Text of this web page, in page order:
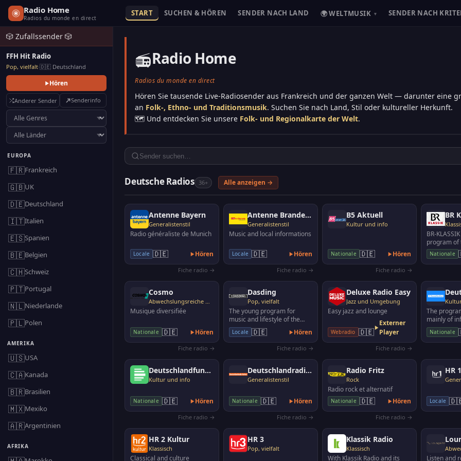
Radio Home
Radios du monde en direct
START SUCHEN & HÖREN SENDER NACH LAND 🌍 WELTMUSIK ▾ SENDER NACH
🎲 Zufallssender 🎲
FFH Hit Radio
Pop, vielfalt·🇩🇪 Deutschland
Hören
Anderer Sender Senderinfo
EUROPA
🇫🇷Frankreich
🇬🇧UK
🇩🇪Deutschland
🇮🇹Italien
🇪🇸Spanien
🇧🇪Belgien
🇨🇭Schweiz
🇵🇹Portugal
🇳🇱Niederlande
🇵🇱Polen
AMERIKA
🇺🇸USA
🇨🇦Kanada
🇧🇷Brasilien
🇲🇽Mexiko
🇦🇷Argentinien
AFRIKA
📻Radio Home
Radios du monde en direct
Hören Sie tausende Live-Radiosender aus Frankreich und der ganzen Welt — darunter eine
an Folk-, Ethno- und Traditionsmusik. Suchen Sie nach Land, Stil oder kultureller Herkunft.
🗺️ Und entdecken Sie unsere Folk- und Regionalkarte der Welt.
Deutsche Radios 36+ Alle anzeigen →
Antenne Bayern
Generalistenstil
Radio généraliste de Munich
Locale 🇩🇪 Hören
Fiche radio →
Antenne Brandenburg
Generalistenstil
Music and local informations
Locale 🇩🇪 Hören
Fiche radio →
B5 Aktuell
Kultur und info
Nationale 🇩🇪 Hören
Fiche radio →
BR
BR-
program of
radio. Plays
music:
Nationale
Cosmo
Abwechslungsreiche Musik
Musique diversifiée
Nationale 🇩🇪 Hören
Fiche radio →
Dasding
Pop, vielfalt
The young program for
music and lifestyle of the
SWR. Radio in Baden-
Württemberg and Rhineland-
P…
Locale 🇩🇪 Hören
Fiche radio →
Deluxe Radio Easy
Jazz und Umgebung
Easy jazz and lounge
Webradio 🇩🇪
Externer
Player
Fiche radio →
The
mainly of
politics,
Nationale
Deutschlandfunk Nova
Kultur und info
Nationale 🇩🇪 Hören
Fiche radio →
Deutschlandradio Kultur
Generalistenstil
Nationale 🇩🇪 Hören
Fiche radio →
Radio Fritz
Rock
Radio rock et alternatif
Nationale 🇩🇪 Hören
Fiche radio →
HR 1
Locale
HR 2 Kultur
Klassisch
Classical and culture
HR 3
Pop, vielfalt
Klassik Radio
Klassisch
With Klassik Radio and its
Listen and